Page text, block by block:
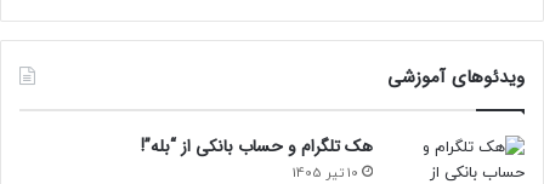
ویدئوهای آموزشی
هک تلگرام و حساب بانکی از “بله”!
10 تیر 1405